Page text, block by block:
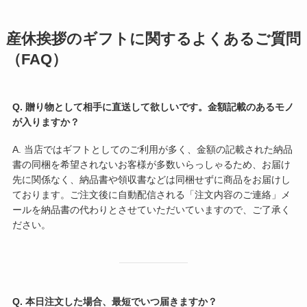
産休挨拶のギフトに関するよくあるご質問
（FAQ）
Q. 贈り物として相手に直送して欲しいです。金額記載のあるモノ
が入りますか？
A. 当店ではギフトとしてのご利用が多く、金額の記載された納品
書の同梱を希望されないお客様が多数いらっしゃるため、お届け
先に関係なく、納品書や領収書などは同梱せずに商品をお届けし
ております。ご注文後に自動配信される「注文内容のご連絡」メ
ールを納品書の代わりとさせていただいていますので、ご了承く
ださい。
Q. 本日注文した場合、最短でいつ届きますか？